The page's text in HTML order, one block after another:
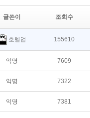
글쓴이 조회수
호텔업 155610
익명 7609
익명 7322
익명 7381